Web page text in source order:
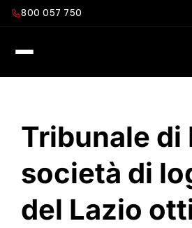
Salta800 057 750
Tribunale di
società di
del Lazio